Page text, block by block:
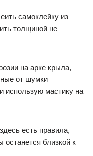
самоклейку из
толщиной не
на арке крыла,
от шумки
использую мастику на
есть правила,
останется близкой к